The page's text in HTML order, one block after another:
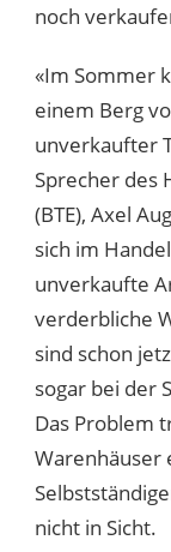
noch
«Im Sommer
einem Berg
unverkaufter
Sprecher des
(BTE), Axel
sich im
unverkaufte
verderbliche
sind schon
sogar bei der
Das Problem
Warenhäuser
nicht in Sicht.